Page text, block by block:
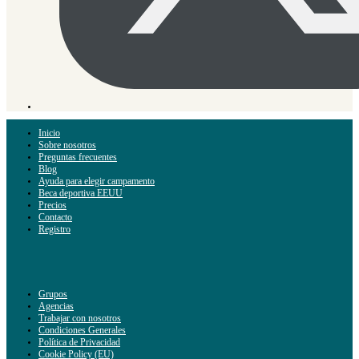
Inicio
Sobre nosotros
Preguntas frecuentes
Blog
Ayuda para elegir campamento
Beca deportiva EEUU
Precios
Contacto
Registro
Grupos
Agencias
Trabajar con nosotros
Condiciones Generales
Política de Privacidad
Cookie Policy (EU)